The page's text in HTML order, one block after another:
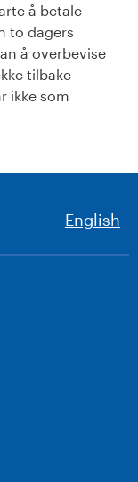
å betale
to dagers
å overbevise
tilbake
ikke som
English